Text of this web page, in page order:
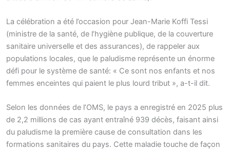
La célébration a été l’occasion pour Jean-Marie Koffi Tessi
(ministre de la santé, de l’hygiène publique, de la couverture
sanitaire universelle et des assurances), de rappeler aux
populations locales, que le paludisme représente un énorme
défi pour le système de santé: « Ce sont nos enfants et nos
femmes enceintes qui paient le plus lourd tribut », a-t-il dit.
Selon les données de l’OMS, le pays a enregistré en 2025 plus
de 2,2 millions de cas ayant entraîné 939 décès, faisant ainsi
du paludisme la première cause de consultation dans les
formations sanitaires du pays. Cette maladie touche de façon